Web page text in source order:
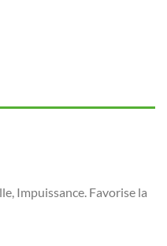
Impuissance. Favorise la